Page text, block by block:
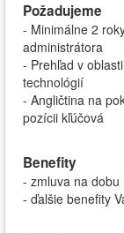
Požadujeme
- Minimálne 2
administrátora
- Prehľad v
technológií
- Angličtina na
pozícii kľúčová
Benefity
- zmluva na dobu
- ďalšie benefity